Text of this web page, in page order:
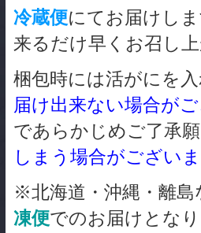
冷蔵便にてお届けし
来るだけ早くお召し
梱包時には活がにを
届け出来ない場合が
であらかじめご了承
しまう場合がござい
※北海道・沖縄・離島
凍便でのお届けとな